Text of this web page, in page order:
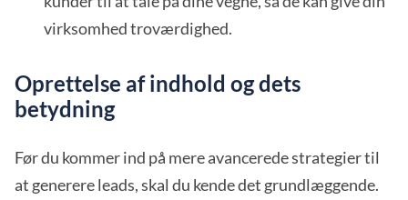
virksomhed troværdighed.
Oprettelse af indhold og dets
betydning
Før du kommer ind på mere avancerede strategier til
at generere leads, skal du kende det grundlæggende.